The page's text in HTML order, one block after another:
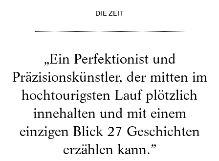
DIE ZEIT
„Ein Perfektionist und
Präzisionskünstler, der mitten im
hochtourigsten Lauf plötzlich
innehalten und mit einem
einzigen Blick 27 Geschichten
erzählen kann.”